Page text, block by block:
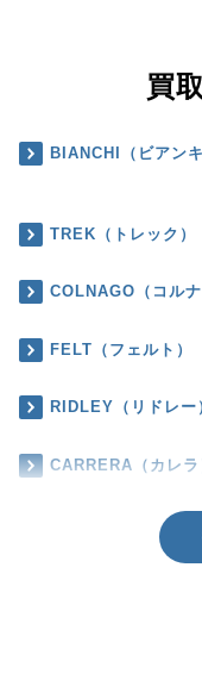
買
BIANCHI（ビアンキ
TREK（トレック）
COLNAGO（コルナ
FELT（フェルト）
RIDLEY（リドレー
CARRERA（カレラ